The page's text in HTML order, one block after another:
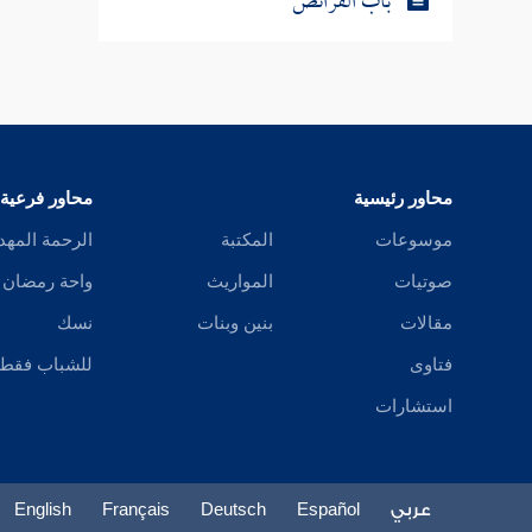
اليد ،
محاور رئيسية
موسوعات
صوتيات
مقالات
فتاوى
استشارات
المكتبة
المواريث
بنين وبنات
محاور فرعية
الرحمة
واحة رمضان
نسك
للشباب فقط
عربي Español
Deutsch
Français
English